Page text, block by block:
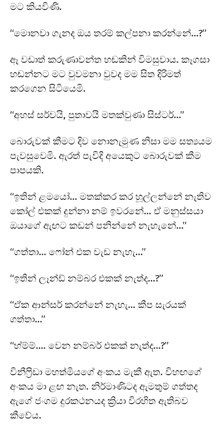
මට කියවිණි.
“මොනවා ගැනද ඔය තරම් කල්පනා කරන්නේ…?”
ඈ වඩාත් කරුණාවන්ත හඬකින් විමසුවාය. කෑගසා
හඬන්නට මට වුවමනා වුවද මම සිත දිරිමත්
කරගෙන සිටියෙමි.
“අහස් සර්වයි, පුතාවයි මතක්වුණා සිස්ටර්…”
බොරුවක් කීමට දිව නොනැමුණ නිසා මම සත්‍යයම
පැවසුවෙමි. ඇරත් පැවිදි අයෙකුට බොරුවක් කීම
පාපයකි.
“ඉතින් ළමයෝ… මතක්කර කර හූල්ලන්නේ නැතිව
කෝල් එකක් දුන්නා නම් ඉවරනේ… ඒ මනුස්සයා
ඔයාගේ ඇඟට කඩන් පනින්නේ නැහැනේ…”
“ගත්තා… ෆෝන් එක වැඩ නැහැ…”
“ඉතින් ලෑන්ඩ් නම්බර එකක් නැත්ද…?”
“ඒක ආන්සර් කරන්නේ නැහැ… කීප සැරයක්
ගත්තා…”
“හ්ම්ම්…. වෙන නම්බර් එකක් නැත්ද…?”
විනීෆ්‍රිඩා මහත්මියගේ අංකය මැකී ඇත. විහඟගේ
අංකය මා ළඟ නැත. නිර්මාණිටද ඇමතුම් ගත්තද
ඇගේ ජංගම දුරකථනයද ක්‍රියා විරහිත ඇතිබව
කීවේය.